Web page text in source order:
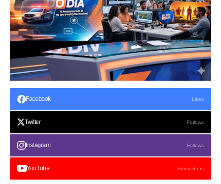
Facebook Likes
Twitter Follows
Instagram Follows
YouTube Subscribers